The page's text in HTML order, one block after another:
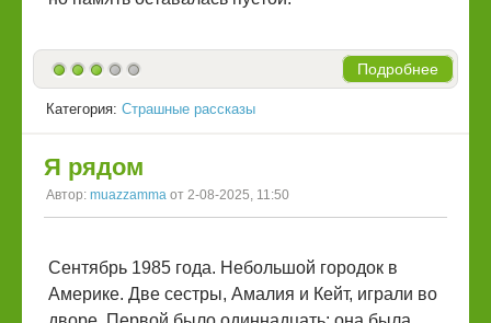
Подробнее
Категория: Страшные рассказы
Я рядом
Автор: muazzamma от 2-08-2025, 11:50
Сентябрь 1985 года. Небольшой городок в
Америке. Две сестры, Амалия и Кейт, играли во